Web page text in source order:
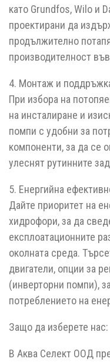
като Grundfos, Wilo и
проектирани да
продължително
производителност
4. Монтаж и
При избора на
на инсталиране и
помпи с удобни за
компоненти, за да се
улеснят рутинните
5. Енергийна
Дайте приоритет на
хидрофори, за да
експлоатационните
околната среда.
двигатели, опции за
(инверторни помпи),
потреблението на
Защо да изберете нас:
В Аква Селект ООД